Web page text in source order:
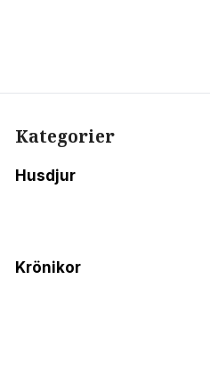
Kategorier
Husdjur
Krönikor